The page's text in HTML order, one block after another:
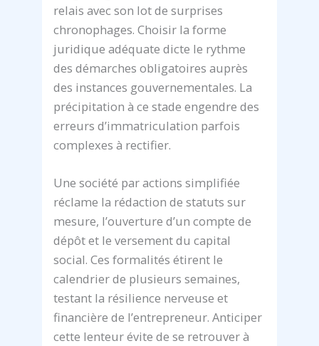
relais avec son lot de surprises
chronophages. Choisir la forme
juridique adéquate dicte le rythme
des démarches obligatoires auprès
des instances gouvernementales. La
précipitation à ce stade engendre des
erreurs d’immatriculation parfois
complexes à rectifier.
Une société par actions simplifiée
réclame la rédaction de statuts sur
mesure, l’ouverture d’un compte de
dépôt et le versement du capital
social. Ces formalités étirent le
calendrier de plusieurs semaines,
testant la résilience nerveuse et
financière de l’entrepreneur. Anticiper
cette lenteur évite de se retrouver à